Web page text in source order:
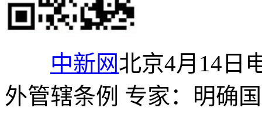
中新网北京4月14日
外管辖条例 专家：明确